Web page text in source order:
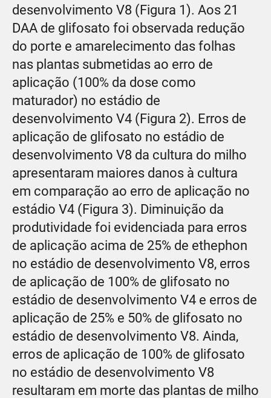
desenvolvimento V8 (Figura 1). Aos 21
DAA de glifosato foi observada redução
do porte e amarelecimento das folhas
nas plantas submetidas ao erro de
aplicação (100% da dose como
maturador) no estádio de
desenvolvimento V4 (Figura 2). Erros de
aplicação de glifosato no estádio de
desenvolvimento V8 da cultura do milho
apresentaram maiores danos à cultura
em comparação ao erro de aplicação no
estádio V4 (Figura 3). Diminuição da
produtividade foi evidenciada para erros
de aplicação acima de 25% de ethephon
no estádio de desenvolvimento V8, erros
de aplicação de 100% de glifosato no
estádio de desenvolvimento V4 e erros de
aplicação de 25% e 50% de glifosato no
estádio de desenvolvimento V8. Ainda,
erros de aplicação de 100% de glifosato
no estádio de desenvolvimento V8
resultaram em morte das plantas de milho